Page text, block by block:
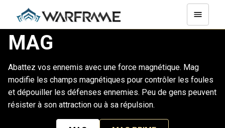
MAG
Abattez vos ennemis avec une force magnétique. Mag
modifie les champs magnétiques pour contrôler les foules
et dépouiller les défenses ennemies. Peu de gens peuvent
résister à son attraction ou à sa répulsion.